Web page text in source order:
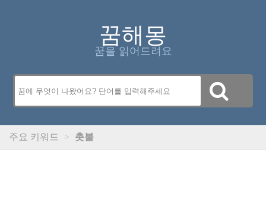
꿈해몽
꿈을 읽어드려요
주요 키워드 > 촛불